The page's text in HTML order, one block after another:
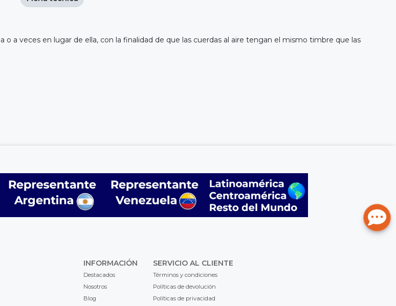
a veces en lugar de ella, con la finalidad de que las cuerdas al aire tengan el mismo timbre que las
INFORMACIÓN
Destacados
Nosotros
Blog
SERVICIO AL CLIENTE
Términos y condiciones
Políticas de devolución
Políticas de privacidad